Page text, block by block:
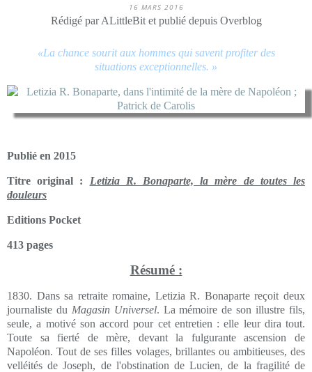
16 MARS 2016
Rédigé par ALittleBit et publié depuis Overblog
«La chance sourit aux hommes qui savent profiter des
situations exceptionnelles. »
Publié en 2015
Titre original : Letizia R. Bonaparte, la mère de toutes les
douleurs
Editions Pocket
413 pages
Résumé :
1830. Dans sa retraite romaine, Letizia R. Bonaparte reçoit deux
journaliste du Magasin Universel. La mémoire de son illustre fils,
seule, a motivé son accord pour cet entretien : elle leur dira tout.
Toute sa fierté de mère, devant la fulgurante ascension de
Napoléon. Tout de ses filles volages, brillantes ou ambitieuses, des
velléités de Joseph, de l'obstination de Lucien, de la fragilité de